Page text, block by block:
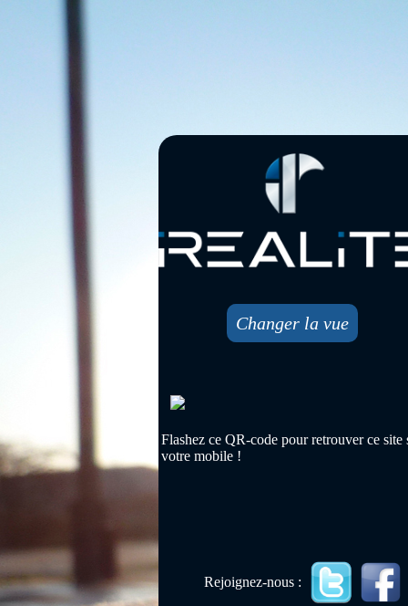
Changer la vue
Flashez ce QR-code pour retrouver ce site
votre mobile !
Rejoignez-nous :